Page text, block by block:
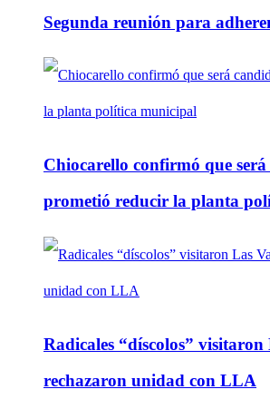
Segunda reunión para
Chiocarello confirmó que
prometió reducir la planta
Radicales “díscolos”
rechazaron unidad con LLA